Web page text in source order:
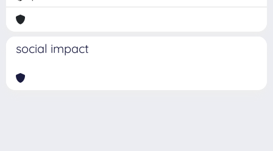
social impact